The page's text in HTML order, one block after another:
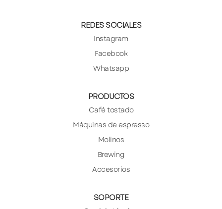
REDES SOCIALES
Instagram
Facebook
Whatsapp
PRODUCTOS
Café tostado
Máquinas de espresso
Molinos
Brewing
Accesorios
SOPORTE